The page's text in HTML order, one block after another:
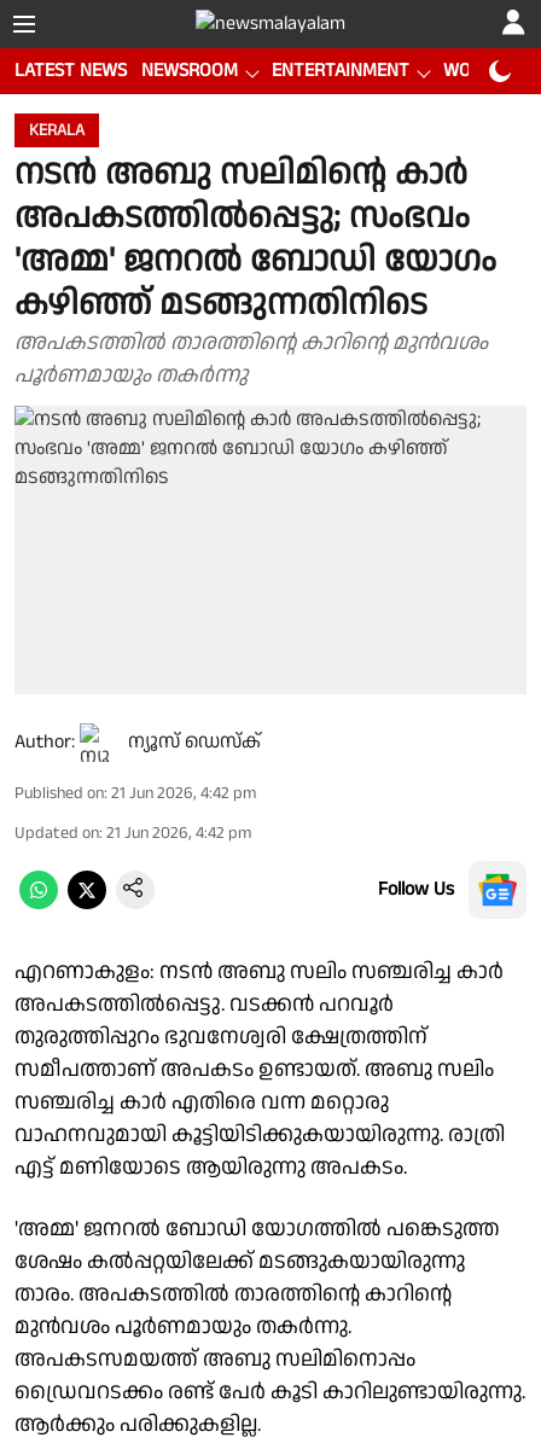
LATEST NEWS NEWSROOM ENTERTAINMENT WORLD CUP
KERALA
നടൻ അബു സലിമിന്റെ കാർ
അപകടത്തിൽപ്പെട്ടു; സംഭവം
'അമ്മ' ജനറൽ ബോഡി യോഗം
കഴിഞ്ഞ് മടങ്ങുന്നതിനിടെ
അപകടത്തിൽ താരത്തിന്റെ കാറിന്റെ മുൻവശം
പൂർണമായും തകർന്നു
Author: ന്യൂസ് ഡെസ്ക്
Published on: 21 Jun 2026, 4:42 pm
Updated on: 21 Jun 2026, 4:42 pm
Follow Us
എറണാകുളം: നടൻ അബു സലിം സഞ്ചരിച്ച കാർ
അപകടത്തിൽപ്പെട്ടു. വടക്കൻ പറവൂർ
തുരുത്തിപ്പുറം ഭുവനേശ്വരി ക്ഷേത്രത്തിന്
സമീപത്താണ് അപകടം ഉണ്ടായത്. അബു സലിം
സഞ്ചരിച്ച കാർ എതിരെ വന്ന മറ്റൊരു
വാഹനവുമായി കൂട്ടിയിടിക്കുകയായിരുന്നു. രാത്രി
എട്ട് മണിയോടെ ആയിരുന്നു അപകടം.
'അമ്മ' ജനറൽ ബോഡി യോഗത്തിൽ പങ്കെടുത്ത
ശേഷം കൽപ്പറ്റയിലേക്ക് മടങ്ങുകയായിരുന്നു
താരം. അപകടത്തിൽ താരത്തിന്റെ കാറിന്റെ
മുൻവശം പൂർണമായും തകർന്നു.
അപകടസമയത്ത് അബു സലിമിനൊപ്പം
ഡ്രൈവറടക്കം രണ്ട് പേർ കൂടി കാറിലുണ്ടായിരുന്നു.
ആർക്കും പരിക്കുകളില്ല.